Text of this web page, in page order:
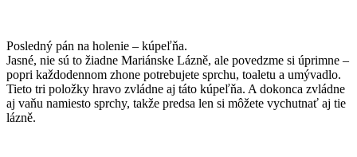
Posledný pán na holenie – kúpeľňa.
Jasné, nie sú to žiadne Mariánske Lázně, ale povedzme si úprimne –
popri každodennom zhone potrebujete sprchu, toaletu a umývadlo.
Tieto tri položky hravo zvládne aj táto kúpeľňa. A dokonca zvládne
aj vaňu namiesto sprchy, takže predsa len si môžete vychutnať aj tie
lázně.